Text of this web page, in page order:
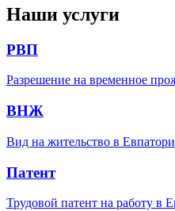
Наши услуги
РВП
Разрешение на временное
ВНЖ
Вид на жительство в
Патент
Трудовой патент на работу в